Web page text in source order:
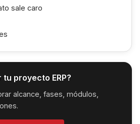
sale caro
proyecto ERP?
alcance, fases, módulos,